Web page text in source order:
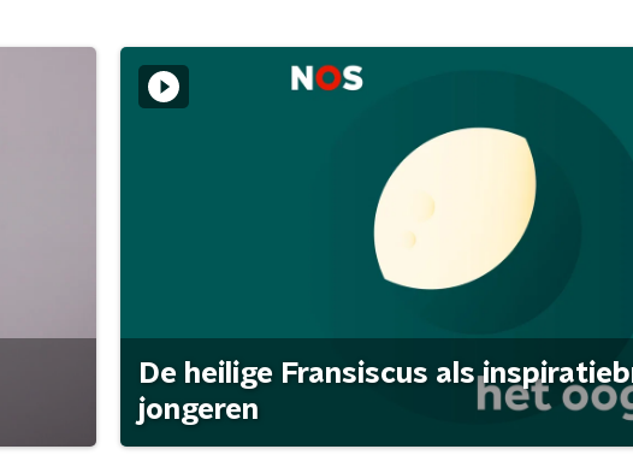
De heilige Fransiscus als
jongeren